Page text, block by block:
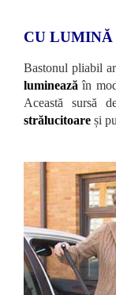
CU
Bastonul pliabil
luminează în
Această sursă
strălucitoare și